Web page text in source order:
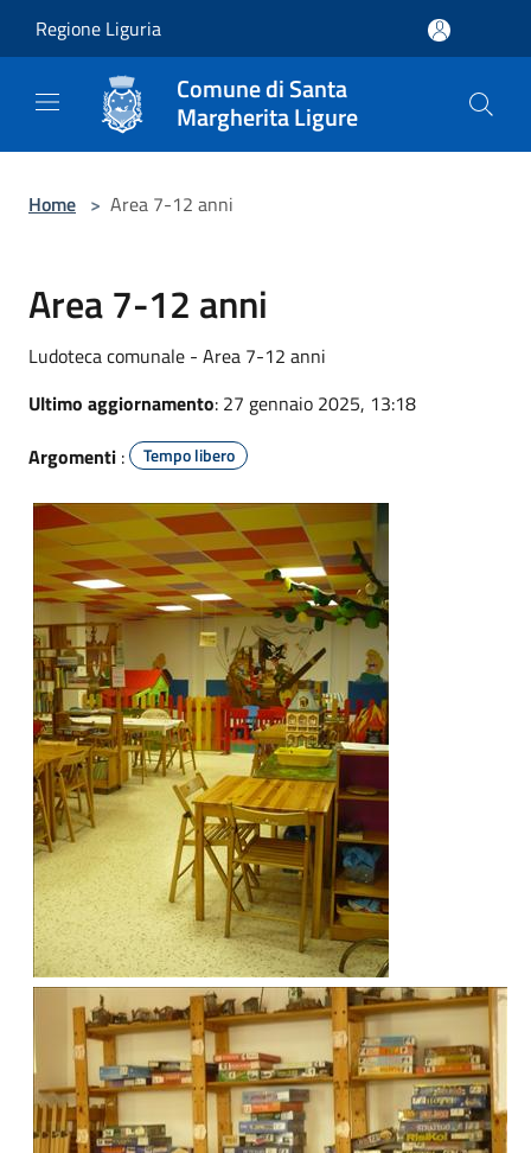
Regione Liguria
Comune di Santa
Margherita Ligure
Home > Area 7-12 anni
Area 7-12 anni
Ludoteca comunale - Area 7-12 anni
Ultimo aggiornamento: 27 gennaio 2025, 13:18
Argomenti : Tempo libero